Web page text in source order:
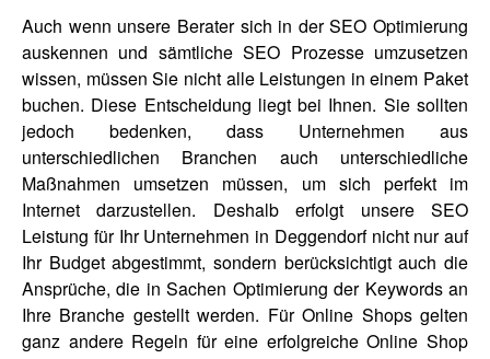
Auch wenn unsere Berater sich in der SEO Optimierung
auskennen und sämtliche SEO Prozesse umzusetzen
wissen, müssen Sie nicht alle Leistungen in einem Paket
buchen. Diese Entscheidung liegt bei Ihnen. Sie sollten
jedoch bedenken, dass Unternehmen aus
unterschiedlichen Branchen auch unterschiedliche
Maßnahmen umsetzen müssen, um sich perfekt im
Internet darzustellen. Deshalb erfolgt unsere SEO
Leistung für Ihr Unternehmen in Deggendorf nicht nur auf
Ihr Budget abgestimmt, sondern berücksichtigt auch die
Ansprüche, die in Sachen Optimierung der Keywords an
Ihre Branche gestellt werden. Für Online Shops gelten
ganz andere Regeln für eine erfolgreicheOnline Shop